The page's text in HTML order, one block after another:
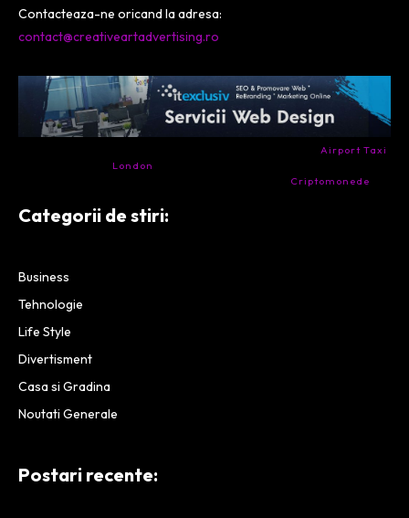
Contacteaza-ne oricand la adresa:
contact@creativeartadvertising.ro
Airport Taxi
London
Criptomonede
Categorii de stiri:
Business
Tehnologie
Life Style
Divertisment
Casa si Gradina
Noutati Generale
Postari recente: